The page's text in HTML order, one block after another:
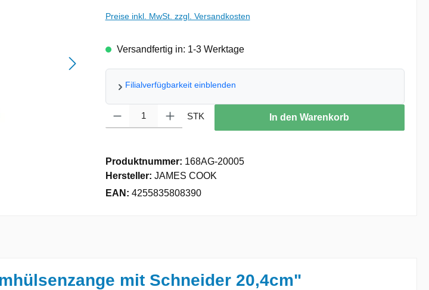
Preise inkl. MwSt. zzgl. Versandkosten
Versandfertig in: 1-3 Werktage
Filialverfügbarkeit einblenden
Produkt Anzahl: Gib den gewünschten Wert ein oder benutze die Schaltflächen um
STK In den Warenkorb
Produktnummer: 168AG-20005
Hersteller: JAMES COOK
EAN: 4255835808390
mit Schneider 20,4cm"